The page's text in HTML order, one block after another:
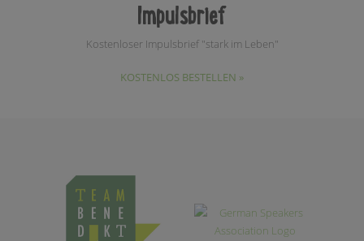
Impulsbrief
Kostenloser Impulsbrief "stark im Leben"
KOSTENLOS BESTELLEN »